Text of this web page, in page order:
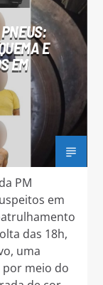
E
EM
PM
em
das 18h,
uma
por meio do